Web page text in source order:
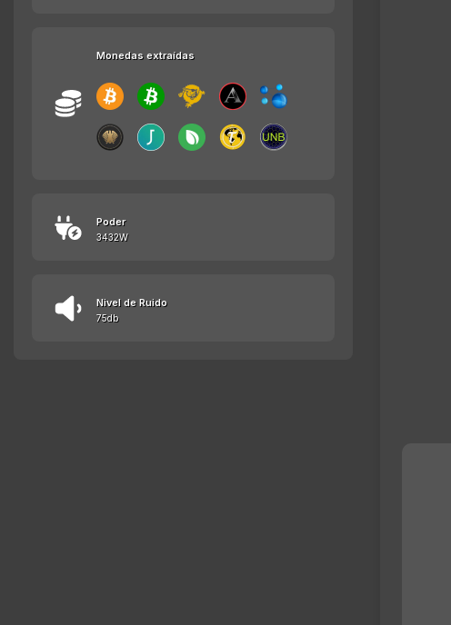
Monedas extraídas
Poder
3432W
Nivel de Ruido
75db